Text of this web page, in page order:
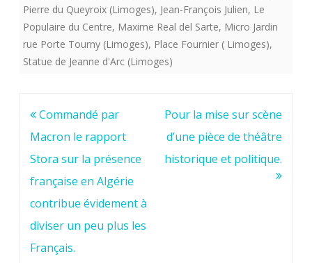
Pierre du Queyroix (Limoges), Jean-François Julien, Le
Populaire du Centre, Maxime Real del Sarte, Micro Jardin
rue Porte Tourny (Limoges), Place Fournier ( Limoges),
Statue de Jeanne d'Arc (Limoges)
Navigation
de
l’article
Commandé par
Macron le rapport
Stora sur la présence
française en Algérie
contribue évidement à
diviser un peu plus les
Français.
Pour la mise sur scène
d’une pièce de théâtre
historique et politique.